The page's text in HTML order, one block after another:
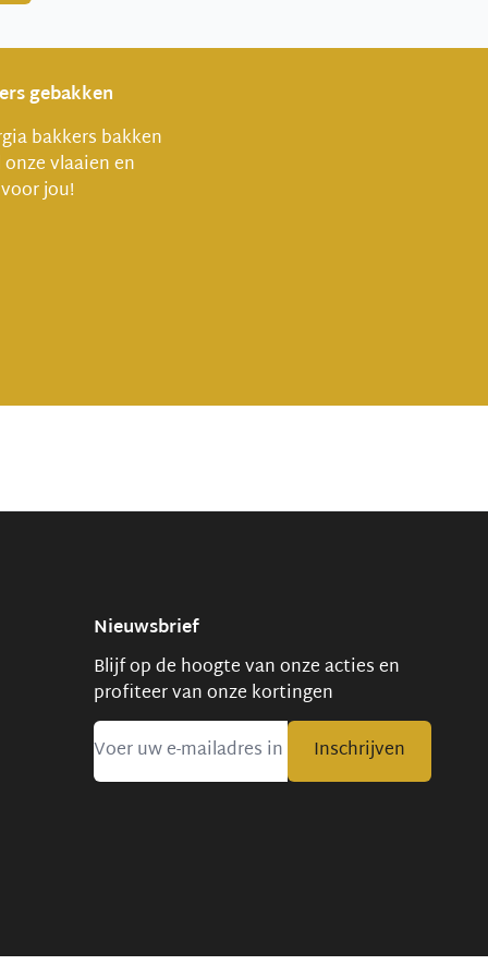
gebakken
bakkers bakken
vlaaien en
jou!
Nieuwsbrief
Blijf op de hoogte van onze acties en
profiteer van onze kortingen
Inschrijven